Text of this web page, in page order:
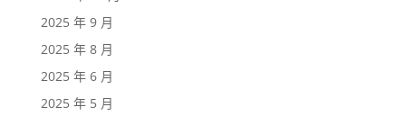
2025 年 9 月
2025 年 8 月
2025 年 6 月
2025 年 5 月